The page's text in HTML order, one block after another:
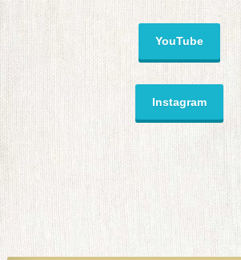
YouTube
Instagram